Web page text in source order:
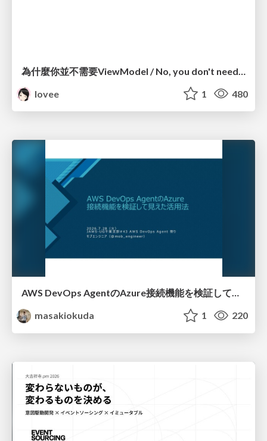
lovee
1 480
AWS DevOps AgentのAzure接続機能を検証して見えた活用法／Use Cases Verified for the AWS DevOps Agent's Azure Connectivity Feature
masakiokuda
1 220